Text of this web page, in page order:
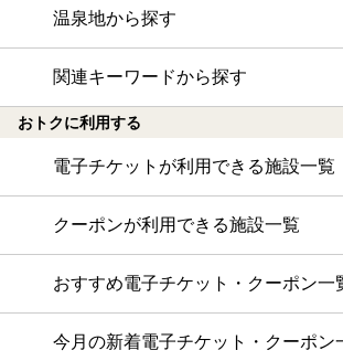
温泉地から探す
関連キーワードから探す
おトクに利用する
電子チケットが利用できる施設一覧
クーポンが利用できる施設一覧
おすすめ電子チケット・クーポン一
今月の新着電子チケット・クーポン